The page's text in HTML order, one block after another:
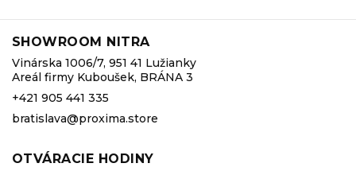
SHOWROOM NITRA
Vinárska 1006/7, 951 41 Lužianky
Areál firmy Kuboušek, BRÁNA 3
+421 905 441 335
bratislava@proxima.store
OTVÁRACIE HODINY